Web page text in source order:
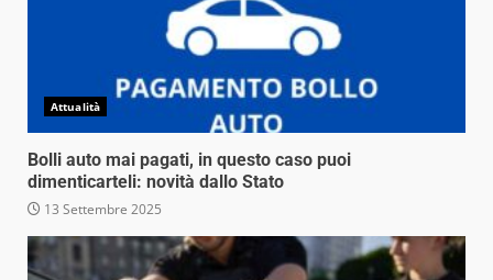
Attualità
Bolli auto mai pagati, in questo caso puoi
dimenticarteli: novità dallo Stato
13 Settembre 2025